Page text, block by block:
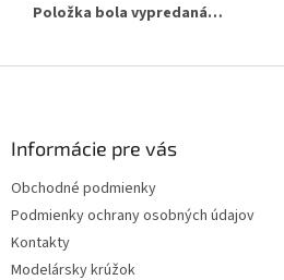
Položka bola vypredaná…
Informácie pre vás
Obchodné podmienky
Podmienky ochrany osobných údajov
Kontakty
Modelársky krúžok